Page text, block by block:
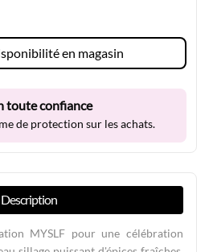
en magasin
toute confiance
de protection sur les achats.
Description
MYSLF pour une célébration